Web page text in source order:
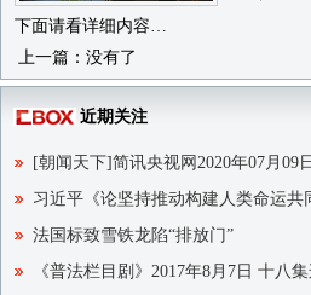
下面请看详细内容…
上一篇：没有了
近期关注
[朝闻天下]简讯央视网2020年07月09
习近平《论坚持推动构建人类命运共
法国标致雪铁龙陷“排放门”
《普法栏目剧》2017年8月7日 十八